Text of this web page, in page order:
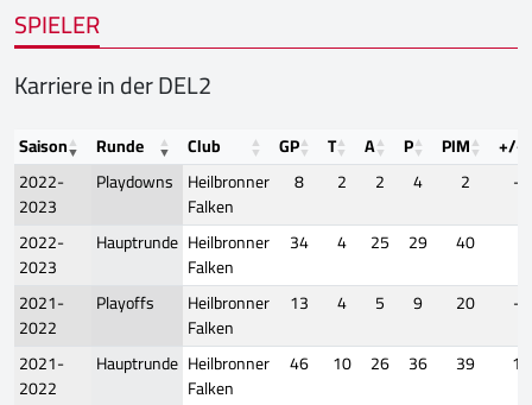
SPIELER
Karriere in der DEL2
Saison Runde Club GP T A P PIM
+/-
2022-
2023
Playdowns Heilbronner
Falken
8 2 2 4 2
-4
2022-
2023
Hauptrunde Heilbronner
Falken
34 4 25 29 40
2021-
2022
Playoffs
Heilbronner
Falken
13 4 5 9 20
-1
2021-
2022
Hauptrunde Heilbronner
Falken
46 10 26 36 39
13